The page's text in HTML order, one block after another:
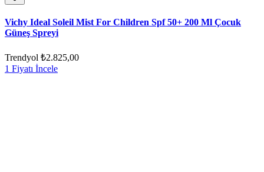
Vichy Ideal Soleil Mist For Children Spf 50+ 200 Ml Çocuk
Güneş Spreyi
Trendyol ₺2.825,00
1 Fiyatı İncele